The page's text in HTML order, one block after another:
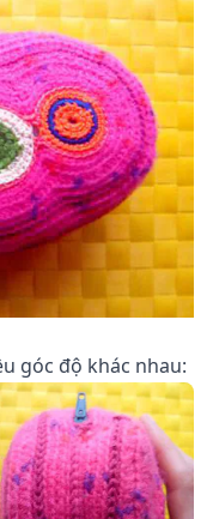
góc độ khác nhau: